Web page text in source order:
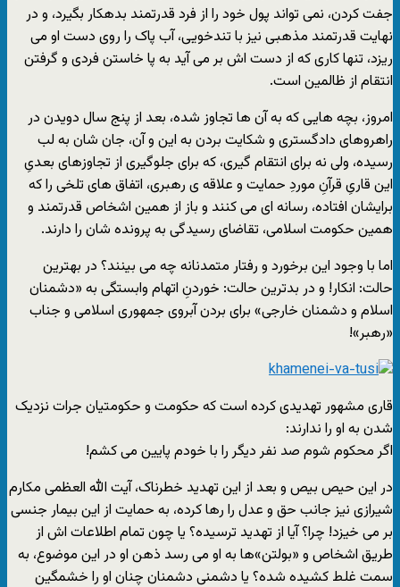
جفت کردن، نمى تواند پول خود را از فرد قدرتمند بدهکار بگیرد، و در
نهایت قدرتمند مذهبى نیز با تندخویى، آب پاک را روى دست او مى
ریزد، تنها کارى که از دست اش بر مى آید به پا خاستن فردى و گرفتن
انتقام از ظالمین است.
امروز، بچه هایى که به آن ها تجاوز شده، بعد از پنج سال دویدن در
راهروهاى دادگسترى و شکایت بردن به این و آن، جان شان به لب
رسیده، ولى نه براى انتقام گیرى، که براى جلوگیرى از تجاوزهاى بعدىِ
این قارىِ قرآنِ موردِ حمایت و علاقه ى رهبرى، اتفاق هاى تلخى را که
برایشان افتاده، رسانه اى مى کنند و باز از همین اشخاص قدرتمند و
همین حکومت اسلامى، تقاضاى رسیدگى به پرونده شان را دارند.
اما با وجود این برخورد و رفتار متمدنانه چه مى بینند؟ در بهترین
حالت: انکار! و در بدترین حالت: خوردنِ اتهام وابستگى به «دشمنان
اسلام و دشمنان خارجى» براى بردن آبروى جمهورى اسلامى و جناب
«رهبر»!
قارى مشهور تهدیدى کرده است که حکومت و حکومتیان جرات نزدیک
شدن به او را ندارند:
اگر محکوم شوم صد نفر دیگر را با خودم پایین مى کشم!
در این حیص بیص و بعد از این تهدید خطرناک، آیت الله العظمى مکارم
شیرازى نیز جانب حق و عدل را رها کرده، به حمایت از این بیمار جنسى
بر مى خیزد! چرا؟ آیا از تهدید ترسیده؟ یا چون تمام اطلاعات اش از
طریق اشخاص و «بولتن»ها به او مى رسد ذهن او در این موضوع، به
سمت غلط کشیده شده؟ یا دشمنى دشمنان چنان او را خشمگین